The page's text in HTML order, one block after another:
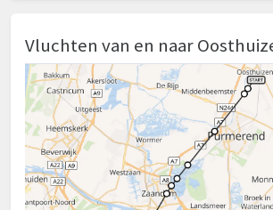
Vluchten van en naar